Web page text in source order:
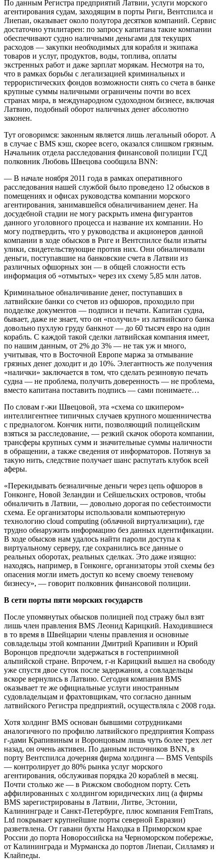
По данным Регистра предприятий Латвии, услуги морского
агентирования судам, заходящим в порты Риги, Вентспилса и
Лиепаи, оказывает около полутора десятков компаний. Сервис
достаточно утилитарен: по запросу капитана такие компании
обеспечивают судно наличными деньгами для текущих
расходов — закупки необходимых для корабля и экипажа
товаров и услуг, продуктов, воды, топлива, оплаты
экстренных работ и даже зарплат морякам. Несмотря на то,
что в рамках борьбы с легализацией криминальных и
террористических фондов возможности снять со счета в банке
крупные суммы наличными ограничены почти во всех
странах мира, в международном судоходном бизнесе, включая
Латвию, подобный оборот наличных денег абсолютно
законен.
Тут оговоримся: законным является лишь легальный оборот. А
в случае с BMS кэш, скорее всего, оказался слишком грязным.
Начальник отдела расследования финансовой полиции ГСД
полковник Любовь Швецова сообщила BNN:
— В начале ноября 2011 года в рамках оперативного
расследования нашей службой было проведено 12 обысков в
помещениях и офисах руководства компании морского
агентирования, занимавшейся обналичиванием денег. На
досудебной стадии не могу раскрыть имена фигурантов
данного уголовного процесса и название их компании. Но
могу подтвердить, что у руководства и акционеров данной
компании в ходе обысков в Риге и Вентспилсе были изъяты
улики, свидетельствующие против них. Они обналичивали
деньги, поступавшие на банковские счета в Латвии из
различных офшорных зон — в общей сложности есть
информация об «отмытых» через их схему 5,85 млн латов.
Криминальное обналичивание денег, поступавших в
латвийские банки со счетов из офшоров, проходило при
подделке документов — подписи и печати. Капитан судна,
бывает, даже не знает, что он «получил» из латвийского банка
довольно пухлую груду банкнот — до 60 тысяч евро на один
корабль. С каждой такой сделки латвийская компания имеет,
по нашим данным, от 2% до 3% — не так уж и много,
учитывая, что в Восточной Европе маржа за отмывание
грязных денег доходит и до 10%. Элегантность же получения
«налички» заключается в том, что сделать резиновую печать
судна — не проблема, получить доверенность — не проблема,
вместо капитана поставить подпись — сами понимаете…
По словам г-жи Швецовой, эта «схема со шкипером»
интеллигентнее типичных случаев крупного мошенничества
с предналогом. Кончик нити, позволяющий полицейским
взяться за расследование, — резкий скачок оборота компании,
трансферы крупных сумм и значительные суммы наличности
в обращении, а также сведения от информаторов. Потянув за
такую нить, следствие получает шанс распутать клубок всей
аферы.
«Перекидывать безналичные деньги через цепь офшоров в
Гонконге, Новой Зеландии и Сейшельских островов, чтобы
обналичить в Латвии, — довольно дорогая по себестоимости
схема. Ее организаторы использовали компьютерную
технологию cloud computing (облачной виртуализации), где
трудно обнаружить информацию без данных идентификации.
В ходе обысков нам удалось найти пароли доступа к
виртуальному серверу, где сохранились все данные о
реальных оборотах, реальных сделках. Это даже изящно:
находясь, например, в Гонконге, организаторы этой схемы без
опасения могли иметь доступ ко всему своему теневому
бизнесу», — говорит полковник финансовой полиции.
В сети порты пяти морских государств
После упомянутых обысков полицией под стражу был взят
лишь член правления BMS Леонид Карицкий. Находившиеся
в то время в Швейцарии члены правления и основные
совладельцы этой компании Дмитрий Крапивин и Юрий
Воронцов предпочли задержаться в гостеприимной
альпийской стране. Впрочем, г-н Карицкий вышел на свободу
уже спустя двое суток после задержания, а совладельцы
вскоре вернулись в Латвию. Сегодня компания BMS
оказывает те же официальные услуги иностранным
судовладельцам и фрахтовщикам, что согласно данным
латвийского Регистра предприятий, осуществляла с 2008 года.
Хотя холдинг BMS основан бывшими сотрудниками
аналогичного по профилю латвийского предприятия Kompass
г-дами Крапивиным и Воронцовым лишь чуть более трех лет
назад, он очень активен. По данным источников BNN, в
порту Вентспилса дочерняя фирма холдинга — BMS Ventspils
— контролирует до 80% рынка услуг морского
агентирования, обслуживая порядка 20 кораблей в месяц.
Почти столько же — в Рижском свободном порту. Сеть
аффилированных с холдингом юридических лиц (а фирмы
BMS зарегистрированы в Латвии, Литве, Эстонии,
Калининграде и Санкт-Петербурге, плюс компания FemTrans,
Ltd покрывает крупнейшие порты северной Евразии)
разветвлена. От гавани бухты Находка в Приморском крае
России до порта Новороссийска на Черноморском побережье,
от Калининграда и Мурманска до портов Лиепаи, Силламяэ и
Клайпеды.